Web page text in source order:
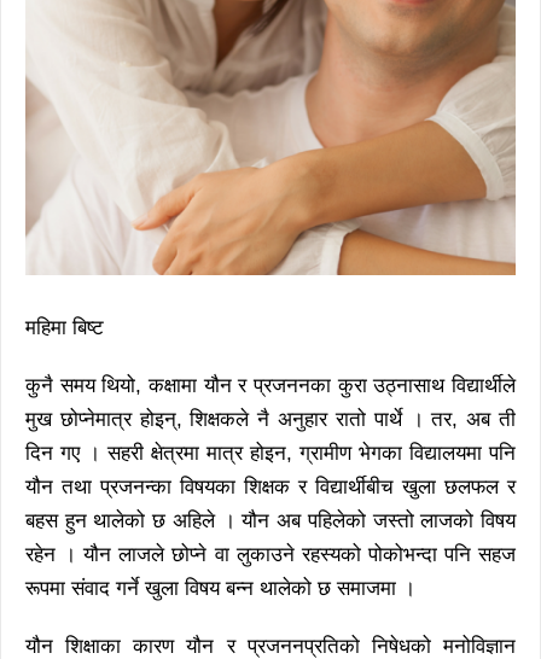
महिमा बिष्ट
कुनै समय थियो, कक्षामा यौन र प्रजननका कुरा उठ्नासाथ विद्यार्थीले
मुख छोप्नेमात्र होइन्, शिक्षकले नै अनुहार रातो पार्थे । तर, अब ती
दिन गए । सहरी क्षेत्रमा मात्र होइन, ग्रामीण भेगका विद्यालयमा पनि
यौन तथा प्रजनन्का विषयका शिक्षक र विद्यार्थीबीच खुला छलफल र
बहस हुन थालेको छ अहिले । यौन अब पहिलेको जस्तो लाजको विषय
रहेन । यौन लाजले छोप्ने वा लुकाउने रहस्यको पोकोभन्दा पनि सहज
रूपमा संवाद गर्ने खुला विषय बन्न थालेको छ समाजमा ।
यौन शिक्षाका कारण यौन र प्रजननप्रतिको निषेधको मनोविज्ञान